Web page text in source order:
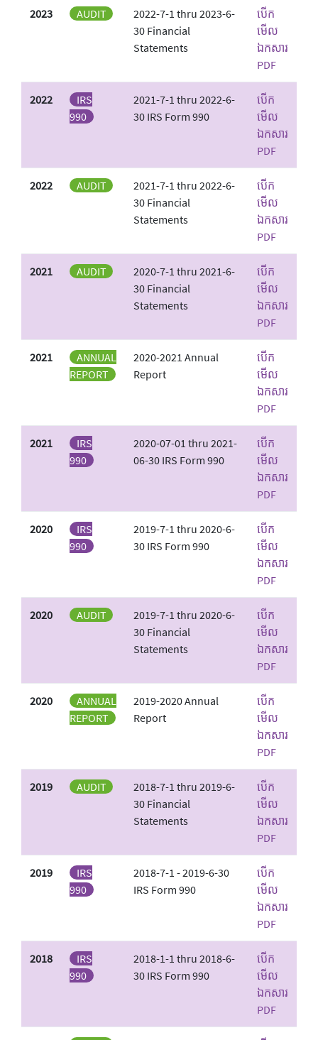
2023 AUDIT
2022-7-1 thru 2023-6-
30 Financial
Statements
បើក
មើល
ឯកសារ
PDF
2022
IRS
990
2021-7-1 thru 2022-6-
30 IRS Form 990
បើក
មើល
ឯកសារ
PDF
2022 AUDIT
2021-7-1 thru 2022-6-
30 Financial
Statements
បើក
មើល
ឯកសារ
PDF
2021 AUDIT
2020-7-1 thru 2021-6-
30 Financial
Statements
បើក
មើល
ឯកសារ
PDF
2021
ANNUAL
REPORT
2020-2021 Annual
Report
បើក
មើល
ឯកសារ
PDF
2021
IRS
990
2020-07-01 thru 2021-
06-30 IRS Form 990
បើក
មើល
ឯកសារ
PDF
2020
IRS
990
2019-7-1 thru 2020-6-
30 IRS Form 990
បើក
មើល
ឯកសារ
PDF
2020 AUDIT
2019-7-1 thru 2020-6-
30 Financial
Statements
បើក
មើល
ឯកសារ
PDF
2020
ANNUAL
REPORT
2019-2020 Annual
Report
បើក
មើល
ឯកសារ
PDF
2019 AUDIT
2018-7-1 thru 2019-6-
30 Financial
Statements
បើក
មើល
ឯកសារ
PDF
2019
IRS
990
2018-7-1 - 2019-6-30
IRS Form 990
បើក
មើល
ឯកសារ
PDF
2018
IRS
990
2018-1-1 thru 2018-6-
30 IRS Form 990
បើក
មើល
ឯកសារ
PDF